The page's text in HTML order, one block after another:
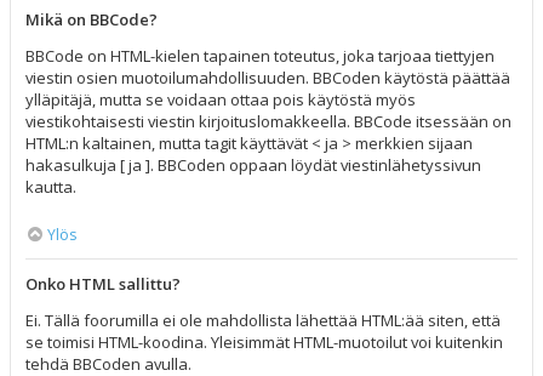
Mikä on BBCode?
BBCode on HTML-kielen tapainen toteutus, joka tarjoaa tiettyjen
viestin osien muotoilumahdollisuuden. BBCoden käytöstä päättää
ylläpitäjä, mutta se voidaan ottaa pois käytöstä myös
viestikohtaisesti viestin kirjoituslomakkeella. BBCode itsessään on
HTML:n kaltainen, mutta tagit käyttävät < ja > merkkien sijaan
hakasulkuja [ ja ]. BBCoden oppaan löydät viestinlähetyssivun
kautta.
Ylös
Onko HTML sallittu?
Ei. Tällä foorumilla ei ole mahdollista lähettää HTML:ää siten, että
se toimisi HTML-koodina. Yleisimmät HTML-muotoilut voi kuitenkin
tehdä BBCoden avulla.